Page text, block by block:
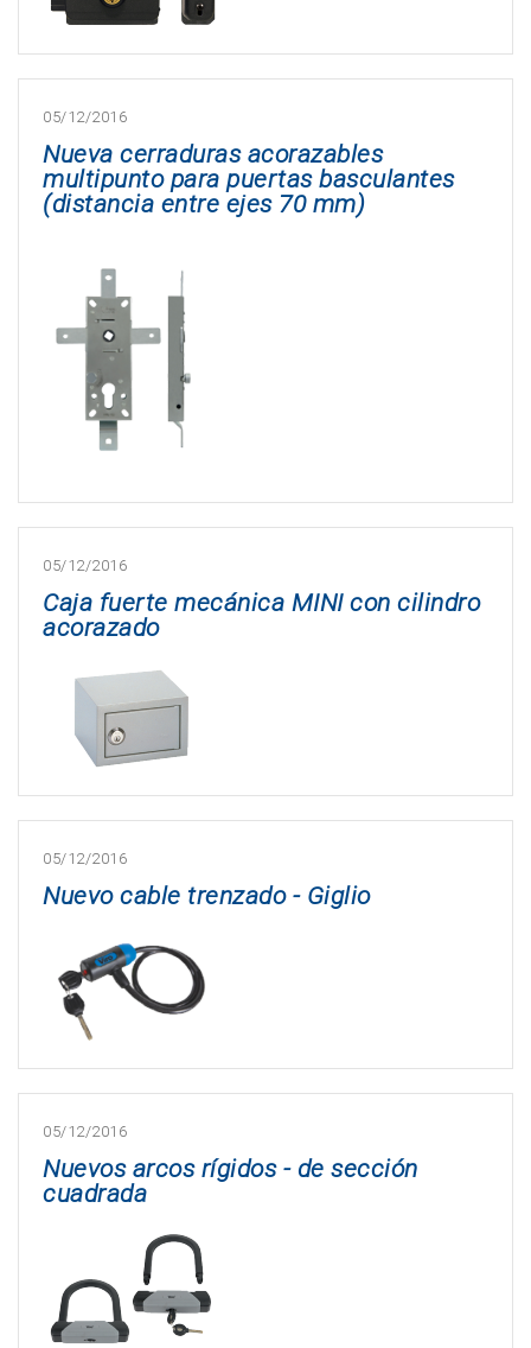
05/12/2016
Nueva cerraduras acorazables
multipunto para puertas basculantes
(distancia entre ejes 70 mm)
05/12/2016
Caja fuerte mecánica MINI con cilindro
acorazado
05/12/2016
Nuevo cable trenzado - Giglio
05/12/2016
Nuevos arcos rígidos - de sección
cuadrada